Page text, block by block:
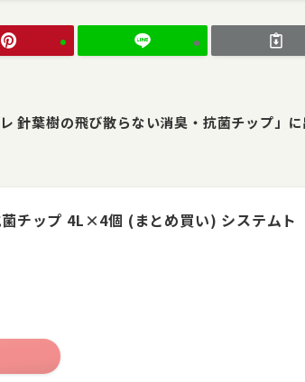
針葉樹の飛び散らない消臭・抗菌チップ」
チップ 4L×4個 (まとめ買い) システムト